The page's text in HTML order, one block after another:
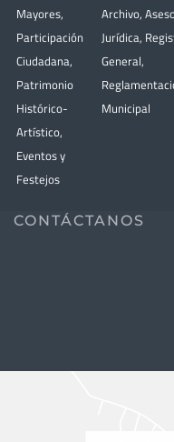
Mayores,
Participación
Ciudadana,
Patrimonio
Histórico-
Artístico,
Eventos y
Festejos
Archivo,
Jurídica,
General,
Municipal
CONTÁCTANOS